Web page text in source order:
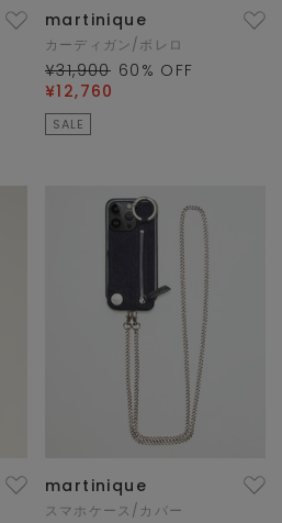
martinique
カーディガン/ボレロ
¥31,900 60 % OFF
¥12,760
SALE
martinique
スマホケース/カバー